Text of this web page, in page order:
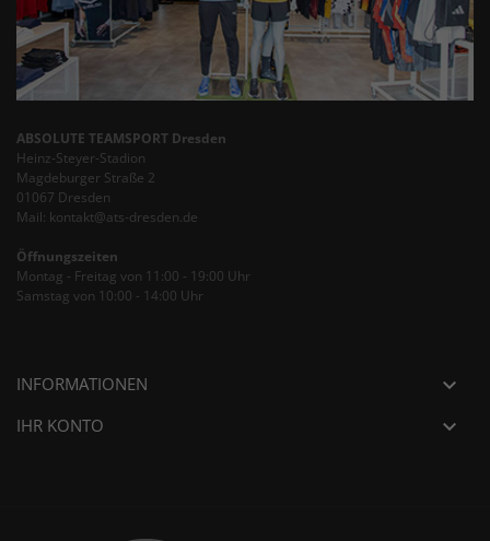
ABSOLUTE TEAMSPORT Dresden
Heinz-Steyer-Stadion
Magdeburger Straße 2
01067 Dresden
Mail: kontakt@ats-dresden.de
Öffnungszeiten
Montag - Freitag von 11:00 - 19:00 Uhr
Samstag von 10:00 - 14:00 Uhr
INFORMATIONEN 
IHR KONTO 